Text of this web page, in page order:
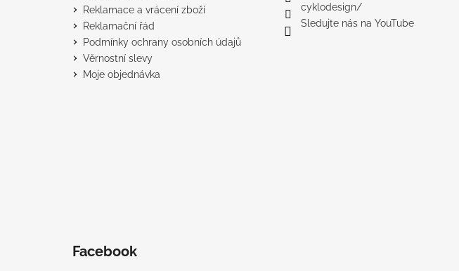
Reklamace a vrácení zboží
Reklamační řád
Podmínky ochrany osobních údajů
Věrnostní slevy
Moje objednávka
cyklodesign/
Sledujte nás na YouTube
Facebook